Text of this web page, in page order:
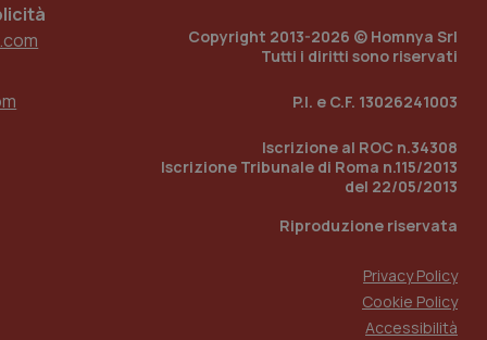
Copyright 2013-2026 © Homnya Srl
Tutti i diritti sono riservati
P.I. e C.F. 13026241003
Iscrizione al ROC n.34308
Iscrizione Tribunale di Roma n.115/2013
del 22/05/2013
Riproduzione riservata
Privacy Policy
Cookie Policy
Accessibilità
traccia
del sito web sta
di